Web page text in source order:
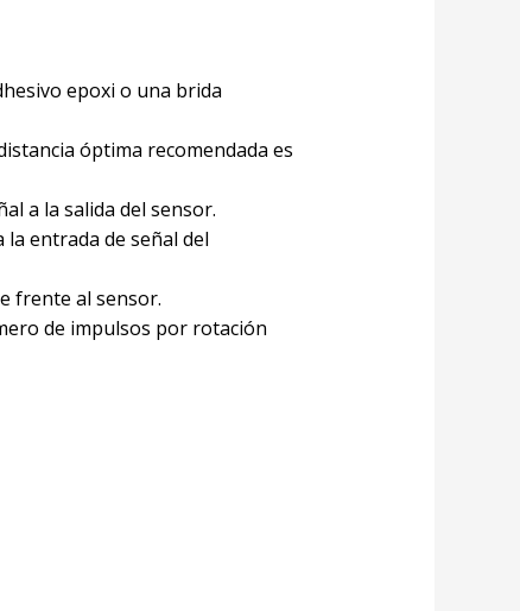
epoxi o una brida
óptima recomendada es
a la salida del sensor.
la entrada de señal del
frente al sensor.
de impulsos por rotación